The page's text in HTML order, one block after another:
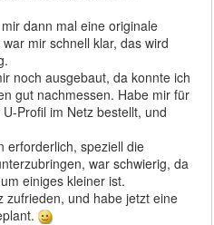
dann mal eine originale
mir schnell klar, das wird
noch ausgebaut, da konnte ich
gut nachmessen. Habe mir für
Profil im Netz bestellt, und
erforderlich, speziell die
war schwierig, da
einiges kleiner ist.
zufrieden, und habe jetzt eine